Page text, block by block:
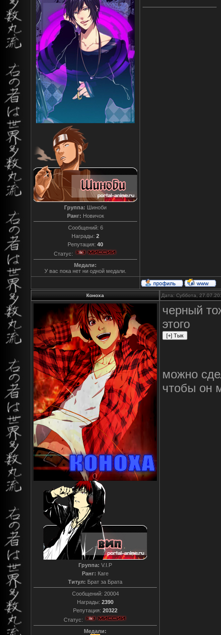
Группа: Шиноби
Ранг: Новичок
Сообщений: 6
Награды: 2
Репутация: 40
Статус:
Медали:
У вас пока нет ни одной медали.
Коноха Дата: Суббота,
Группа: V.I.P
Ранг: Каге
Титул: Брат за Брата
Сообщений: 20004
Награды: 2390
Репутация: 20322
Статус:
Медали:
черный
этого
можно
чтобы он